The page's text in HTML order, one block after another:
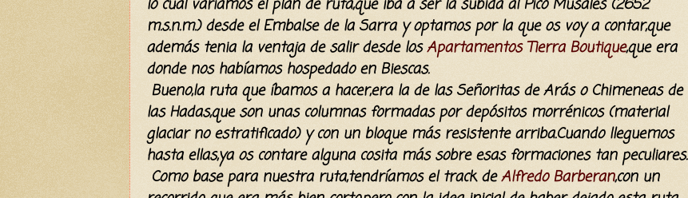
lo cual variamos el plan de ruta,que iba a ser la subida al Pico Musales (2652
m.s.n.m.) desde el Embalse de la Sarra y optamos por la que os voy a contar,que
además tenia la ventaja de salir desde losApartamentos Tierra Boutique,que era
donde nos habíamos hospedado en Biescas.
Bueno,la ruta que íbamos a hacer,era la de las Señoritas de Arás o Chimeneas de
las Hadas,que son unas columnas formadas por depósitos morrénicos (material
glaciar no estratificado) y con un bloque más resistente arriba.Cuando lleguemos
hasta ellas,ya os contare alguna cosita más sobre esas formaciones tan peculiares.
Como base para nuestra ruta,tendríamos el track deAlfredo Barberan,con un